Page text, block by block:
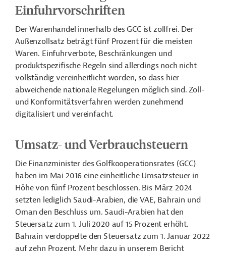
Einfuhrvorschriften
Der Warenhandel innerhalb des GCC ist zollfrei. Der
Außenzollsatz beträgt fünf Prozent für die meisten
Waren. Einfuhrverbote, Beschränkungen und
produktspezifische Regeln sind allerdings noch nicht
vollständig vereinheitlicht worden, so dass hier
abweichende nationale Regelungen möglich sind. Zoll-
und Konformitätsverfahren werden zunehmend
digitalisiert und vereinfacht.
Umsatz- und Verbrauchsteuern
Die Finanzminister des Golfkooperationsrates (GCC)
haben im Mai 2016 eine einheitliche Umsatzsteuer in
Höhe von fünf Prozent beschlossen. Bis März 2024
setzten lediglich Saudi-Arabien, die VAE, Bahrain und
Oman den Beschluss um. Saudi-Arabien hat den
Steuersatz zum 1. Juli 2020 auf 15 Prozent erhöht.
Bahrain verdoppelte den Steuersatz zum 1. Januar 2022
auf zehn Prozent. Mehr dazu in unserem Bericht